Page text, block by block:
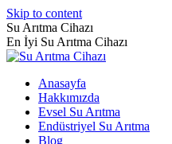
Skip to content
Su Arıtma Cihazı
En İyi Su Arıtma Cihazı
Anasayfa
Hakkımızda
Evsel Su Arıtma
Endüstriyel Su Arıtma
Blog